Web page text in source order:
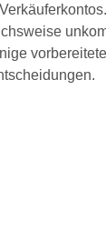
vorbereitete